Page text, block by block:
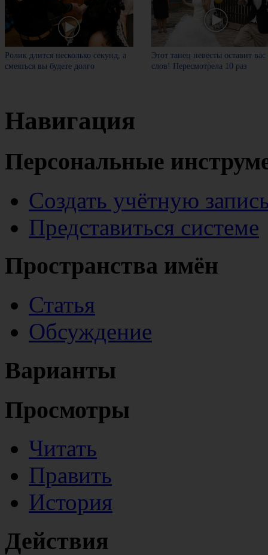
Ролик длится несколько секунд, а
смеяться вы будете долго
Этот танец невесты оставит вас
слов! Пересмотрела 10 раз
Навигация
Персональные
Создать учётную
Представиться системе
Пространства имён
Статья
Обсуждение
Варианты
Просмотры
Читать
Править
История
Действия